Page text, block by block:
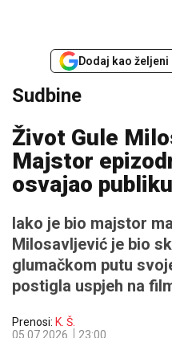
Dodaj kao
Sudbine
Život Gule
Majstor
osvajao publiku
Iako je bio majstor
Milosavljević je bio
glumačkom putu
postigla uspjeh na
Prenosi: K. Š.
05.07.2026.
23:00